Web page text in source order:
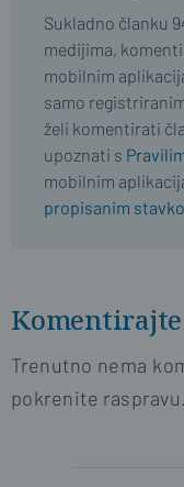
Sukladno članku
medijima,
mobilnim
samo
želi komentirati
upoznati s
mobilnim
propisanim
Trenutno nema
pokrenite raspravu.